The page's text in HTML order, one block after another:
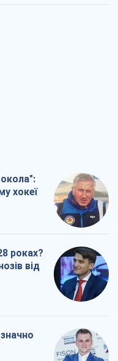
хокеї
роках?
від